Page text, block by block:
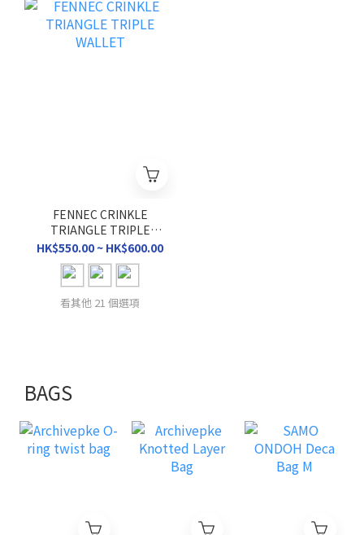
FENNEC CRINKLE
TRIANGLE TRIPLE
WALLET
HK$550.00 ~ HK$600.00
看其他 21 個選項
BAGS